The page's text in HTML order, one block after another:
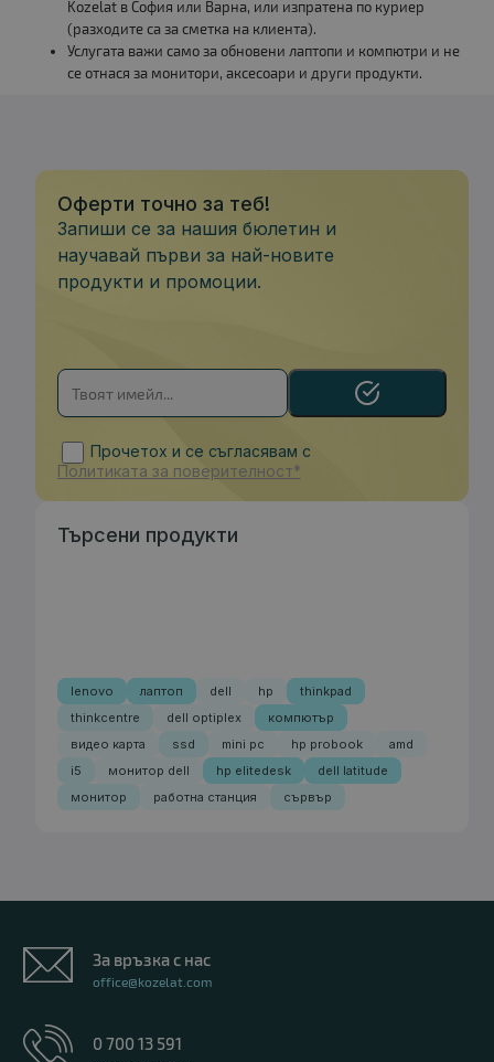
Kozelat в София или Варна, или изпратена по куриер
(разходите са за сметка на клиента).
Услугата важи само за обновени лаптопи и компютри и не
се отнася за монитори, аксесоари и други продукти.
Оферти точно за теб!
Запиши се за нашия бюлетин и
научавай първи за най-новите
продукти и промоции.
Прочетох и се съгласявам с
Политиката за поверителност*
Търсени продукти
lenovo лаптоп dell hp
thinkpad
thinkcentre
dell optiplex
компютър
видео карта
ssd mini pc hp probook
amd
i5
монитор dell hp elitedesk
dell latitude
монитор
работна станция сървър
За връзка с нас
office@kozelat.com
0 700 13 591